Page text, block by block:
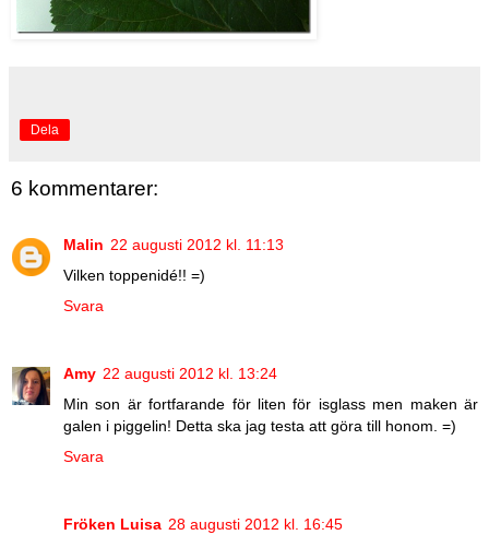
Dela
6 kommentarer:
Malin 22 augusti 2012 kl. 11:13
Vilken toppenidé!! =)
Svara
Amy 22 augusti 2012 kl. 13:24
Min son är fortfarande för liten för isglass men maken är
galen i piggelin! Detta ska jag testa att göra till honom. =)
Svara
Fröken Luisa 28 augusti 2012 kl. 16:45